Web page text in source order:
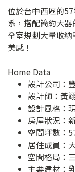
位於台中西區的
系，搭配簡約大
全室規劃大量收
美感！
Home Data
設計公司：
設計師：黃
設計風格：
房屋狀況：
空間坪數：
居住成員：
空間格局：
主要建材：